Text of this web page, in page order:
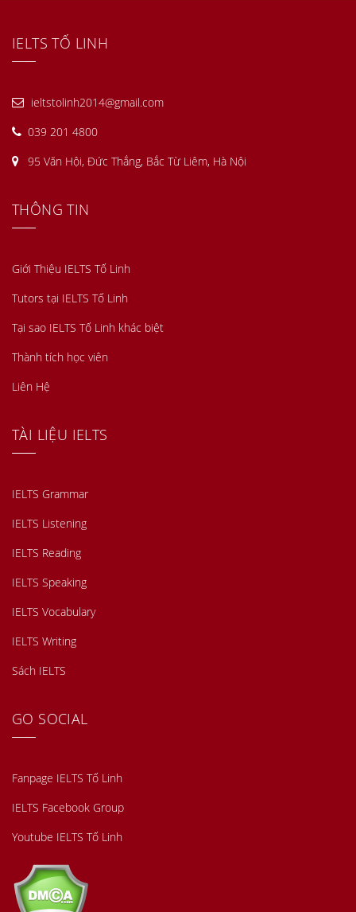
IELTS TỐ LINH
ieltstolinh2014@gmail.com
039 201 4800
95 Văn Hội, Đức Thắng, Bắc Từ Liêm, Hà Nội
THÔNG TIN
Giới Thiệu IELTS Tố Linh
Tutors tại IELTS Tố Linh
Tại sao IELTS Tố Linh khác biệt
Thành tích học viên
Liên Hệ
TÀI LIỆU IELTS
IELTS Grammar
IELTS Listening
IELTS Reading
IELTS Speaking
IELTS Vocabulary
IELTS Writing
Sách IELTS
GO SOCIAL
Fanpage IELTS Tố Linh
IELTS Facebook Group
Youtube IELTS Tố Linh